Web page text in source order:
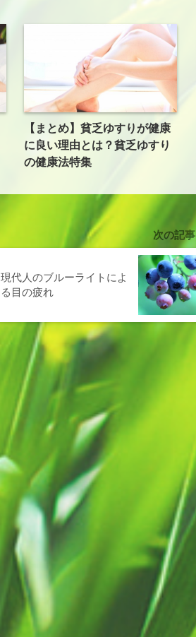
【まとめ】貧乏ゆすりが健康
に良い理由とは？貧乏ゆすり
の健康法特集
次の記事
現代人のブルーライトによ
る目の疲れ